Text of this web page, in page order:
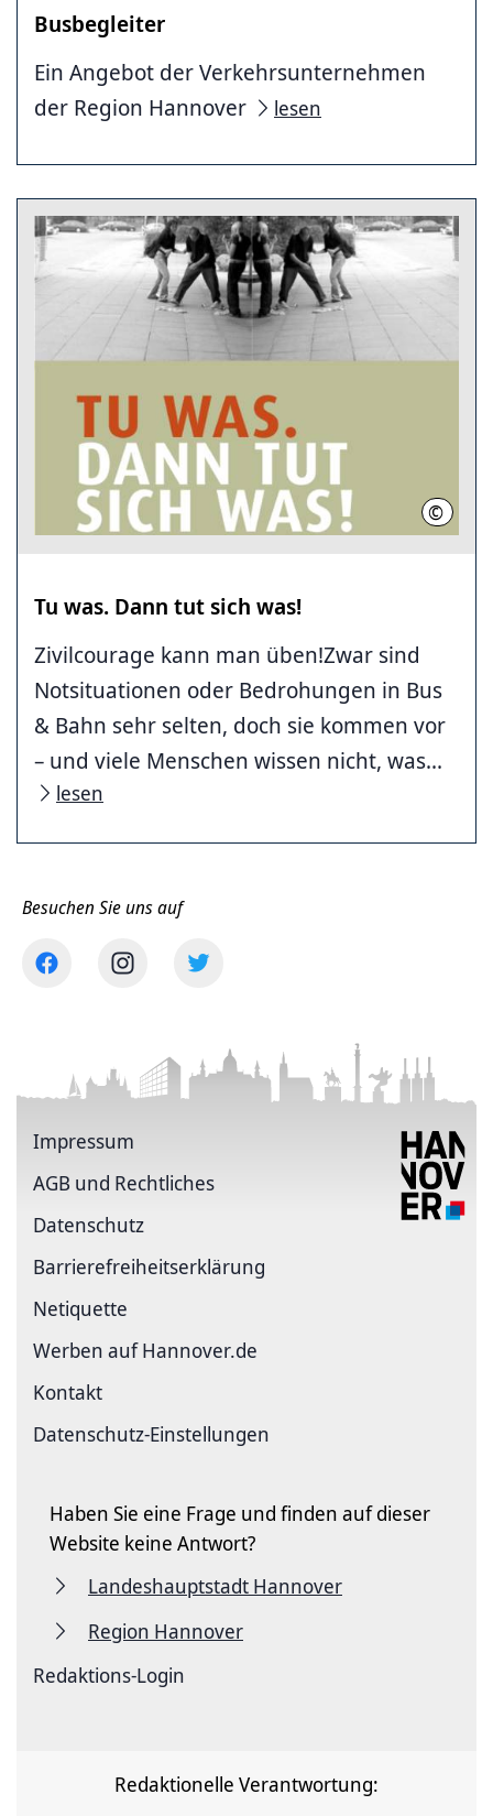
Busbegleiter
Ein Angebot der Verkehrsunternehmen
der Region Hannover
lesen
©
Tu was. Dann tut sich was!
Zivilcourage kann man üben!Zwar sind
Notsituationen oder Bedrohungen in Bus
& Bahn sehr selten, doch sie kommen vor
– und viele Menschen wissen nicht, was...
lesen
Besuchen Sie uns auf
Impressum
AGB und Rechtliches
Datenschutz
Barriere­freiheits­erklärung
Netiquette
Werben auf Hannover.de
Kontakt
Datenschutz-Einstellungen
Haben Sie eine Frage und finden auf dieser
Website keine Antwort?
Landeshauptstadt Hannover
Region Hannover
Redaktions-Login
Redaktionelle Verantwortung: